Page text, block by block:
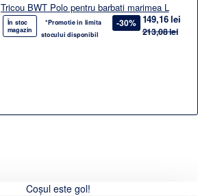
Tricou BWT Polo pentru barbati marimea L
În stoc
magazin
*Promotie in limita
stocului disponibil
-30% 149,16 lei
213,08 lei
Coșul este gol!